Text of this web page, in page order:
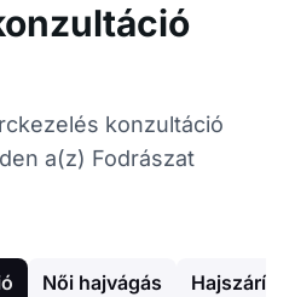
konzultáció
a(z) Fodrászat
Női hajvágás Hajszárítás